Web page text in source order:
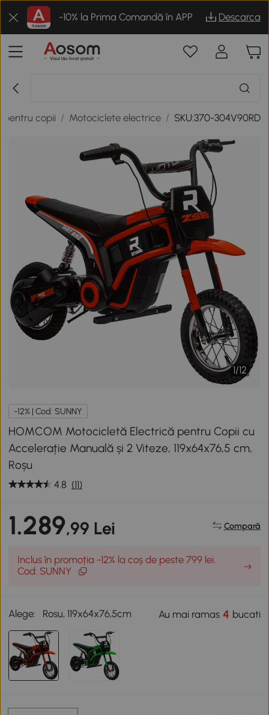
-10% la Prima Comandă în APP Descarca
pentru copii / Motociclete electrice / SKU:370-304V90RD
1/12
-12% | Cod: SUNNY
HOMCOM Motocicletă Electrică pentru Copii cu
Accelerație Manuală și 2 Viteze, 119x64x76,5 cm,
Roșu
4.8 (11)
1.289,99 Lei Compară
Inclus în promoția -12% la coș de peste 799 lei.
Cod: SUNNY
Alege: Rosu, 119x64x76,5cm Au mai ramas4 bucati